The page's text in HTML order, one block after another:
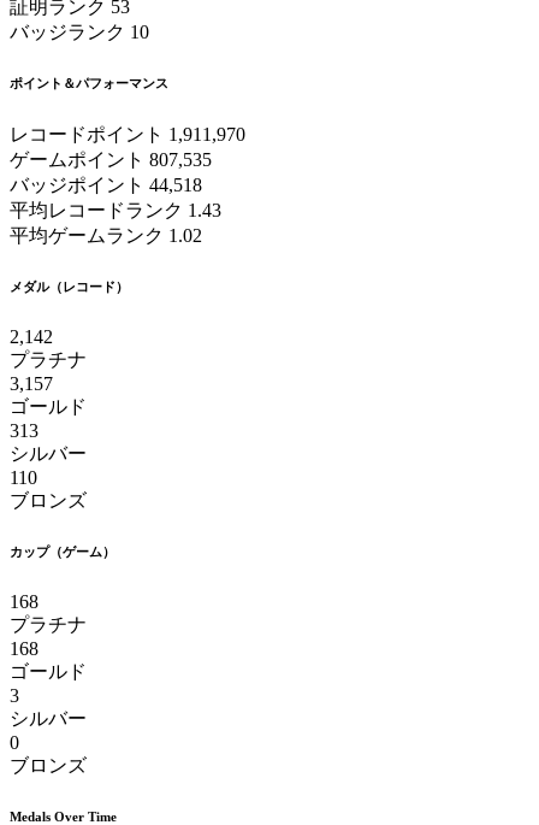
証明ランク 53
バッジランク 10
ポイント＆パフォーマンス
レコードポイント 1,911,970
ゲームポイント 807,535
バッジポイント 44,518
平均レコードランク 1.43
平均ゲームランク 1.02
メダル（レコード）
2,142
プラチナ
3,157
ゴールド
313
シルバー
110
ブロンズ
カップ（ゲーム）
168
プラチナ
168
ゴールド
3
シルバー
0
ブロンズ
Medals Over Time